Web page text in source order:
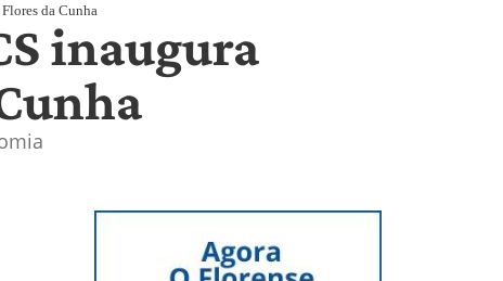
da Cunha
inaugura